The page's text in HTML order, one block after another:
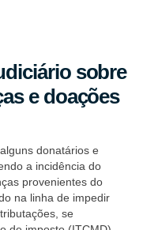
sobre
e doações
donatários e
a incidência do
provenientes do
na linha de impedir
se